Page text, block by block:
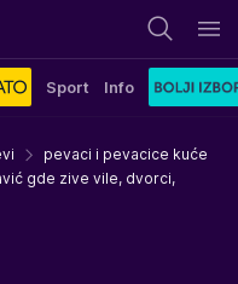
Sport Info
pevaci i pevacice kuće
gde zive vile, dvorci,